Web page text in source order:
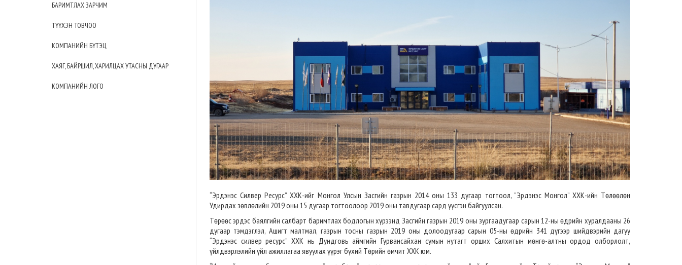
БАРИМТЛАХ ЗАРЧИМ
ТҮҮХЭН ТОВЧОО
КОМПАНИЙН БҮТЭЦ
ХАЯГ, БАЙРШИЛ, ХАРИЛЦАХ УТАСНЫ ДУГААР
КОМПАНИЙН ЛОГО
“Эрдэнэс Силвер Ресурс” ХХК-ийг Монгол Улсын Засгийн газрын 2014 оны 133 дугаар тогтоол, ”Эрдэнэс Монгол” ХХК-ийн Төлөөлөн
Удирдах зөвлөлийн 2019 оны 15 дугаар тогтоолоор 2019 оны тавдугаар сард үүсгэн байгуулсан.
Төрөөс эрдэс баялгийн салбарт баримтлах бодлогын хүрээнд Засгийн газрын 2019 оны зургаадугаар сарын 12-ны өдрийн хуралдааны 26
дугаар тэмдэглэл, Ашигт малтмал, газрын тосны газрын 2019 оны долоодугаар сарын 05-ны өдрийн 341 дүгээр шийдвэрийн дагуу
“Эрдэнэс силвер ресурс” ХХК нь Дундговь аймгийн Гурвансайхан сумын нутагт орших Салхитын мөнгө-алтны ордод олборлолт,
үйлдвэрлэлийн үйл ажиллагаа явуулах үүрэг бүхий Төрийн өмчит ХХК юм.